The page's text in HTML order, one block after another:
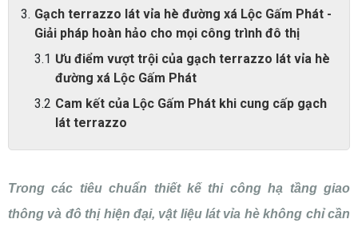
Gạch terrazzo lát vỉa hè đường xá Lộc Gấm Phát -
Giải pháp hoàn hảo cho mọi công trình đô thị
Ưu điểm vượt trội của gạch terrazzo lát vỉa hè
đường xá Lộc Gấm Phát
Cam kết của Lộc Gấm Phát khi cung cấp gạch
lát terrazzo
Trong các tiêu chuẩn thiết kế thi công hạ tầng giao
thông và đô thị hiện đại, vật liệu lát vỉa hè không chỉ cần